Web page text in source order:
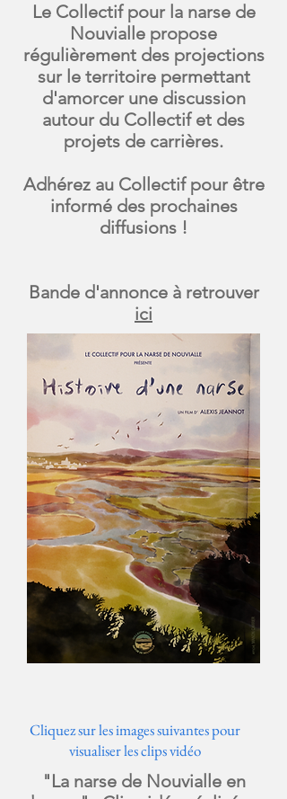
Le Collectif pour la narse de
Nouvialle propose
régulièrement des projections
sur le territoire permettant
d'amorcer une discussion
autour du Collectif et des
projets de carrières.
Adhérez au Collectif pour être
informé des prochaines
diffusions !
Bande d'annonce à retrouver
ici
Cliquez sur les images suivantes pour
visualiser les clips vidéo
"La narse de Nouvialle en